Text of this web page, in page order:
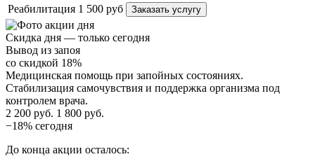
Реабилитация 1 500 руб Заказать услугу
Скидка дня — только сегодня
Вывод из запоя
со скидкой 18%
Медицинская помощь при запойных состояниях.
Стабилизация самочувствия и поддержка организма под
контролем врача.
2 200 руб. 1 800 руб.
−18% сегодня
До конца акции осталось: